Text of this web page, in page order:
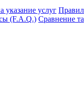
указание услуг
(F.A.Q.) Cравнение